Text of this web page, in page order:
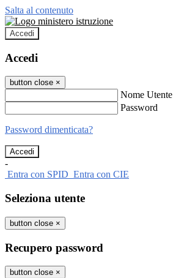
Salta al contenuto
Accedi
Accedi
button close ×
Nome Utente
Password
Password dimenticata?
-
Entra con SPID Entra con CIE
Seleziona utente
button close ×
Recupero password
button close ×